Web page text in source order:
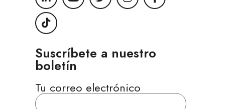
Suscríbete a nuestro
boletín
Tu correo electrónico